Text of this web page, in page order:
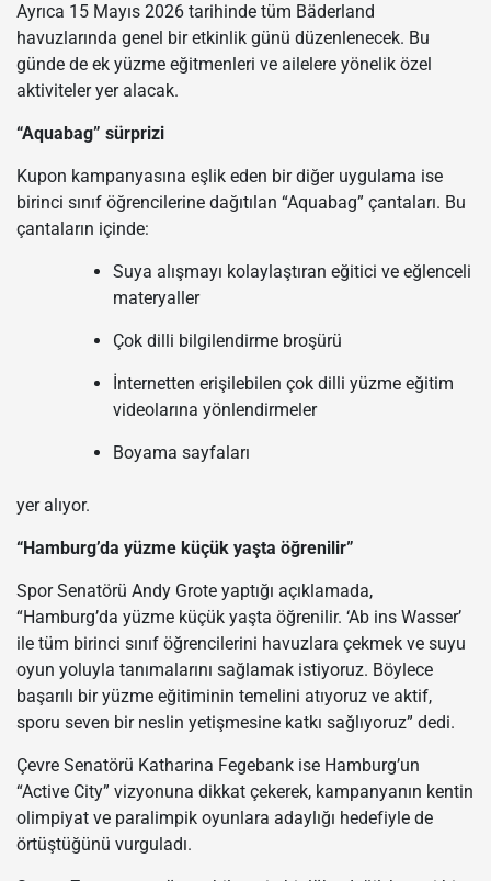
Ayrıca 15 Mayıs 2026 tarihinde tüm Bäderland
havuzlarında genel bir etkinlik günü düzenlenecek. Bu
günde de ek yüzme eğitmenleri ve ailelere yönelik özel
aktiviteler yer alacak.
“Aquabag” sürprizi
Kupon kampanyasına eşlik eden bir diğer uygulama ise
birinci sınıf öğrencilerine dağıtılan “Aquabag” çantaları. Bu
çantaların içinde:
Suya alışmayı kolaylaştıran eğitici ve eğlenceli
materyaller
Çok dilli bilgilendirme broşürü
İnternetten erişilebilen çok dilli yüzme eğitim
videolarına yönlendirmeler
Boyama sayfaları
yer alıyor.
“Hamburg’da yüzme küçük yaşta öğrenilir”
Spor Senatörü Andy Grote yaptığı açıklamada,
“Hamburg’da yüzme küçük yaşta öğrenilir. ‘Ab ins Wasser’
ile tüm birinci sınıf öğrencilerini havuzlara çekmek ve suyu
oyun yoluyla tanımalarını sağlamak istiyoruz. Böylece
başarılı bir yüzme eğitiminin temelini atıyoruz ve aktif,
sporu seven bir neslin yetişmesine katkı sağlıyoruz” dedi.
Çevre Senatörü Katharina Fegebank ise Hamburg’un
“Active City” vizyonuna dikkat çekerek, kampanyanın kentin
olimpiyat ve paralimpik oyunlara adaylığı hedefiyle de
örtüştüğünü vurguladı.